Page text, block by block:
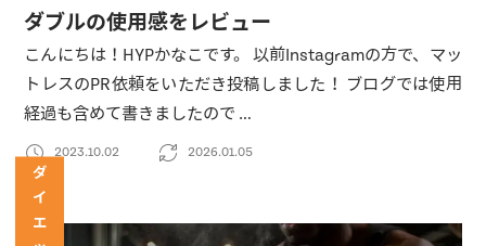
ダブルの使用感をレビュー
こんにちは！HYPかなこです。 以前Instagramの方で、マッ
トレスのPR依頼をいただき投稿しました！ ブログでは使用
経過も含めて書きましたので …
2023.10.02 2026.01.05
ダ
イ
エ